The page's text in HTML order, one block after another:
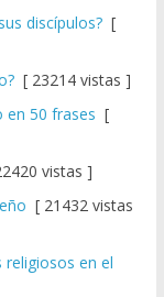
discípulos?[
[ 23214 vistas ]
en 50 frases [
vistas ]
[ 21432 vistas
en el